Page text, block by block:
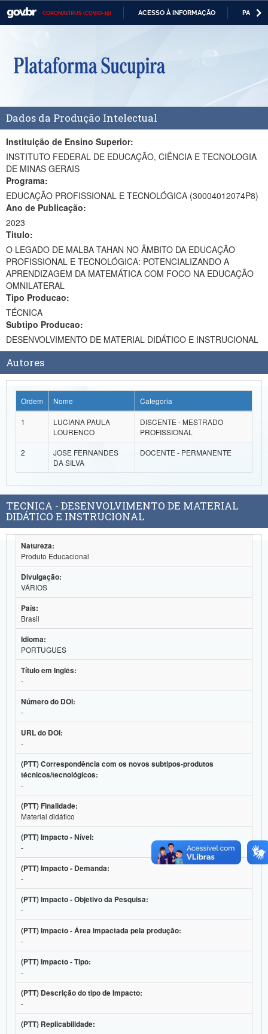
CORONAVÍRUS (COVID-19) ACESSO À INFORMAÇÃO
Casa Civil
Ministério da Defesa
Ministério da Economia
Ministério da Infraestrutura
Ministério da Agricultura, Pecuária e Abastecimento
Ministério da Educação
Ministério da Cidadania
Ministério da Saúde
Ministério de Minas e Energia
Ministério da Ciência, Tecnologia, Inovações e Comunicações
Ministério do Meio Ambiente
Ministério do Turismo
Controladoria-Geral da União
Ministério da Mulher, da Família e dos Direitos Humanos
Secretaria-Geral
Secretaria de Governo
Gabinete de Segurança Institucional
Banco Central do Brasil
Planalto
Dados da Produção Intelectual
Instituição de Ensino Superior:
INSTITUTO FEDERAL DE EDUCAÇÃO, CIÊNCIA E TECNOLOGIA
DE MINAS GERAIS
Programa:
EDUCAÇÃO PROFISSIONAL E TECNOLÓGICA (30004012074P8)
Ano de Publicação:
2023
Titulo:
O LEGADO DE MALBA TAHAN NO ÂMBITO DA EDUCAÇÃO
PROFISSIONAL E TECNOLÓGICA: POTENCIALIZANDO A
APRENDIZAGEM DA MATEMÁTICA COM FOCO NA EDUCAÇÃO
OMNILATERAL
Tipo Producao:
TÉCNICA
Subtipo Producao:
DESENVOLVIMENTO DE MATERIAL DIDÁTICO E INSTRUCIONAL
Autores
Ordem Nome Categoria
1
LUCIANA PAULA
LOURENCO
DISCENTE - MESTRADO
PROFISSIONAL
2
JOSE FERNANDES
DA SILVA
DOCENTE - PERMANENTE
TECNICA - DESENVOLVIMENTO DE MATERIAL
DIDÁTICO E INSTRUCIONAL
Natureza:
Produto Educacional
Divulgação:
VÁRIOS
País:
Brasil
Idioma:
PORTUGUES
Título em Inglês:
-
Número do DOI:
-
URL do DOI:
-
(PTT) Correspondência com os novos subtipos-produtos
técnicos/tecnológicos:
-
(PTT) Finalidade:
Material didático
(PTT) Impacto - Nível:
-
(PTT) Impacto - Demanda:
-
(PTT) Impacto - Objetivo da Pesquisa:
-
(PTT) Impacto - Área impactada pela produção:
-
(PTT) Impacto - Tipo:
-
(PTT) Descrição do tipo de Impacto:
-
(PTT) Replicabilidade: